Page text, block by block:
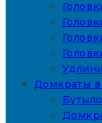
Домкраты